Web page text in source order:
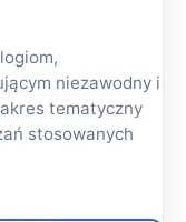
niezawodny i
tematyczny
stosowanych